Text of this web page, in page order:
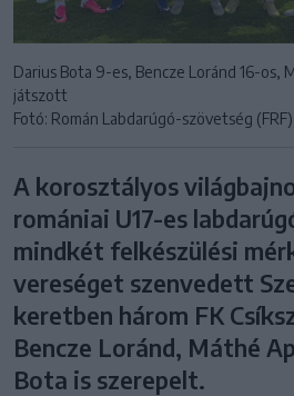
Darius Bota 9-es, Bencze Loránd 16-os,
játszott
Fotó: Román Labdarúgó-szövetség (FRF)
A korosztályos
romániai U17-es
mindkét felkészülési
vereséget szenvedett
keretben három FK
Bencze Loránd, Máthé
Bota is szerepelt.